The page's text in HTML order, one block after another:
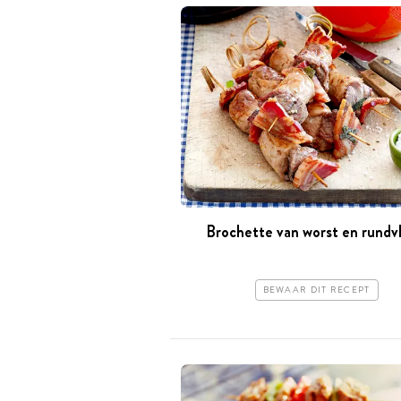
Brochette van worst en
BEWAAR DIT RECEPT